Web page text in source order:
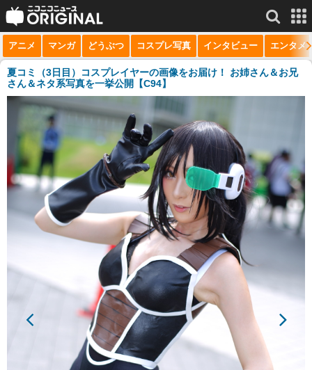
サービス一覧 もっと見る
niconico
動画
生放送
ニュース
チャンネル
マンガ
ニコニコQ
アニメ マンガ どうぶつ コスプレ写真 インタビュー エンタメ
夏コミ（3日目）コスプレイヤーの画像をお届け！ お姉さん＆お兄
さん＆ネタ系写真を一挙公開【C94】